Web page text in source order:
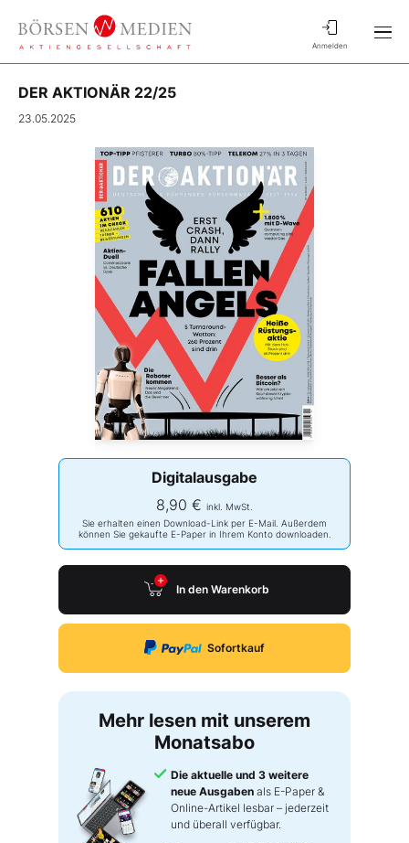
Anmelden
DER AKTIONÄR 22/25
23.05.2025
Digitalausgabe
8,90 € inkl. MwSt.
Sie erhalten einen Download-Link per E-Mail. Außerdem
können Sie gekaufte E-Paper in Ihrem Konto downloaden.
In den Warenkorb
Sofortkauf
Mehr lesen mit unserem
Monatsabo
Die aktuelle und 3 weitere
neue Ausgaben als E-Paper &
Online-Artikel lesbar – jederzeit
und überall verfügbar.